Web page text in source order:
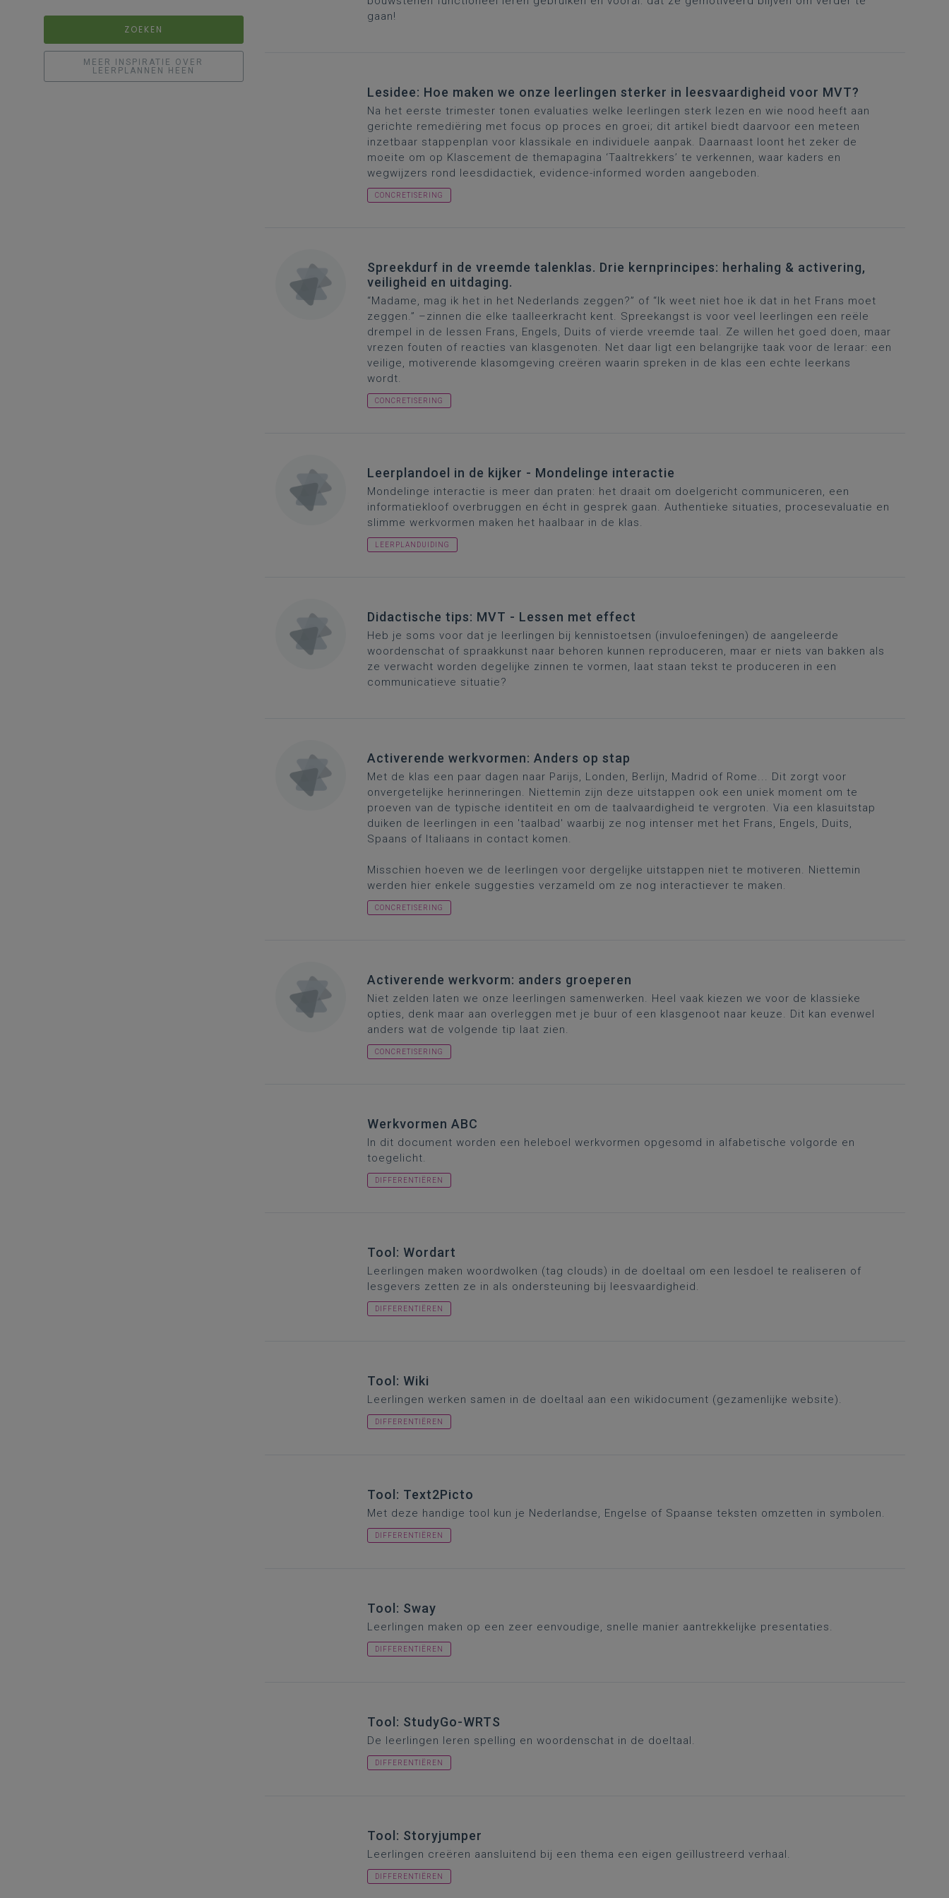
ZOEKEN
MEER INSPIRATIE OVER
LEERPLANNEN HEEN
gaan!
Lesidee: Hoe maken we onze leerlingen sterker in leesvaardigheid voor MVT?
Na het eerste trimester tonen evaluaties welke leerlingen sterk lezen en wie nood heeft aan
gerichte remediëring met focus op proces en groei; dit artikel biedt daarvoor een meteen
inzetbaar stappenplan voor klassikale en individuele aanpak. Daarnaast loont het zeker de
moeite om op Klascement de themapagina ‘Taaltrekkers’ te verkennen, waar kaders en
wegwijzers rond leesdidactiek, evidence-informed worden aangeboden.
CONCRETISERING
Spreekdurf in de vreemde talenklas. Drie kernprincipes: herhaling & activering,
veiligheid en uitdaging.
“Madame, mag ik het in het Nederlands zeggen?” of “Ik weet niet hoe ik dat in het Frans moet
zeggen.” –zinnen die elke taalleerkracht kent. Spreekangst is voor veel leerlingen een reële
drempel in de lessen Frans, Engels, Duits of vierde vreemde taal. Ze willen het goed doen, maar
vrezen fouten of reacties van klasgenoten. Net daar ligt een belangrijke taak voor de leraar: een
veilige, motiverende klasomgeving creëren waarin spreken in de klas een echte leerkans
wordt.
CONCRETISERING
Leerplandoel in de kijker - Mondelinge interactie
Mondelinge interactie is meer dan praten: het draait om doelgericht communiceren, een
informatiekloof overbruggen en écht in gesprek gaan. Authentieke situaties, procesevaluatie en
slimme werkvormen maken het haalbaar in de klas.
LEERPLANDUIDING
Didactische tips: MVT - Lessen met effect
Heb je soms voor dat je leerlingen bij kennistoetsen (invuloefeningen) de aangeleerde
woordenschat of spraakkunst naar behoren kunnen reproduceren, maar er niets van bakken als
ze verwacht worden degelijke zinnen te vormen, laat staan tekst te produceren in een
communicatieve situatie?
Activerende werkvormen: Anders op stap
Met de klas een paar dagen naar Parijs, Londen, Berlijn, Madrid of Rome... Dit zorgt voor
onvergetelijke herinneringen. Niettemin zijn deze uitstappen ook een uniek moment om te
proeven van de typische identiteit en om de taalvaardigheid te vergroten. Via een klasuitstap
duiken de leerlingen in een 'taalbad' waarbij ze nog intenser met het Frans, Engels, Duits,
Spaans of Italiaans in contact komen.
Misschien hoeven we de leerlingen voor dergelijke uitstappen niet te motiveren. Niettemin
werden hier enkele suggesties verzameld om ze nog interactiever te maken.
CONCRETISERING
Activerende werkvorm: anders groeperen
Niet zelden laten we onze leerlingen samenwerken. Heel vaak kiezen we voor de klassieke
opties, denk maar aan overleggen met je buur of een klasgenoot naar keuze. Dit kan evenwel
anders wat de volgende tip laat zien.
CONCRETISERING
Werkvormen ABC
In dit document worden een heleboel werkvormen opgesomd in alfabetische volgorde en
toegelicht.
DIFFERENTIËREN
Tool: Wordart
Leerlingen maken woordwolken (tag clouds) in de doeltaal om een lesdoel te realiseren of
lesgevers zetten ze in als ondersteuning bij leesvaardigheid.
DIFFERENTIËREN
Tool: Wiki
Leerlingen werken samen in de doeltaal aan een wikidocument (gezamenlijke website).
DIFFERENTIËREN
Tool: Text2Picto
Met deze handige tool kun je Nederlandse, Engelse of Spaanse teksten omzetten in symbolen.
DIFFERENTIËREN
Tool: Sway
Leerlingen maken op een zeer eenvoudige, snelle manier aantrekkelijke presentaties.
DIFFERENTIËREN
Tool: StudyGo-WRTS
De leerlingen leren spelling en woordenschat in de doeltaal.
DIFFERENTIËREN
Tool: Storyjumper
Leerlingen creëren aansluitend bij een thema een eigen geïllustreerd verhaal.
DIFFERENTIËREN